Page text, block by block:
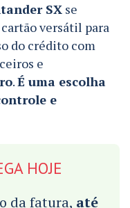
SX se
versátil para
do crédito com
e
.É uma escolha
e
HOJE
da fatura, até